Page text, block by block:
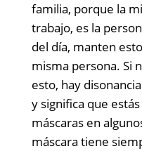
familia, porque la
trabajo, es la
del día, manten
misma persona. Si
esto, hay
y significa que
máscaras en
máscara tiene